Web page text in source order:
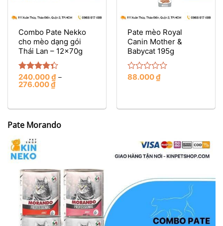
Combo Pate Nekko
cho mèo dạng gói
Thái Lan – 12x70g
Rated
4.33out
240.000₫ –
276.000₫
Pate mèo Royal
Canin Mother &
Babycat 195g
Rated
5
88.000₫
Pate Morando